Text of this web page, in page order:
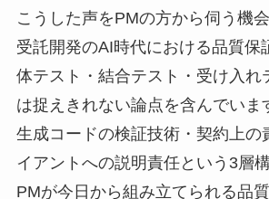
こうした声をPMの方から伺う機
受託開発のAI時代における品質保
体テスト・結合テスト・受け入れ
は捉えきれない論点を含んでいま
生成コードの検証技術・契約上の
イアントへの説明責任という3層
PMが今日から組み立てられる品